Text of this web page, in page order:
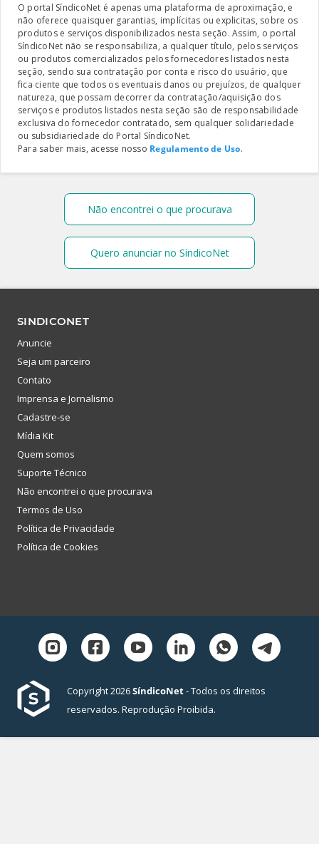
O portal SíndicoNet é apenas uma plataforma de aproximação, e
não oferece quaisquer garantias, implícitas ou explicitas, sobre os
produtos e serviços disponibilizados nesta seção. Assim, o portal
SíndicoNet não se responsabiliza, a qualquer título, pelos serviços
ou produtos comercializados pelos fornecedores listados nesta
seção, sendo sua contratação por conta e risco do usuário, que
fica ciente que todos os eventuais danos ou prejuízos, de qualquer
natureza, que possam decorrer da contratação/aquisição dos
serviços e produtos listados nesta seção são de responsabilidade
exclusiva do fornecedor contratado, sem qualquer solidariedade
ou subsidiariedade do Portal SíndicoNet.
Para saber mais, acesse nosso Regulamento de Uso.
Não encontrei o que procurava
Quero anunciar no SíndicoNet
SINDICONET
Anuncie
Seja um parceiro
Contato
Imprensa e Jornalismo
Cadastre-se
Mídia Kit
Quem somos
Suporte Técnico
Não encontrei o que procurava
Termos de Uso
Política de Privacidade
Política de Cookies
Copyright 2026SíndicoNet- Todos os direitos
reservados. Reprodução Proibida.